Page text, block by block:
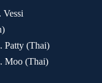
Vessi
Patty (Thai)
Moo (Thai)